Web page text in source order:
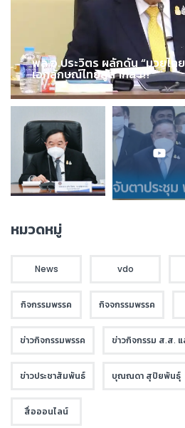
พล.อ.ประวิตร ผลักดัน “มวยไท
เอกลักษณ์ไทยสู่สากล !!!
หมวดหมู่
News vdo
กิจกรรมพรรค กิจจกรรมพรรค
ข่าวกิจกรรมพรรค ข่าวกิจกรรม ส.ส.
ข่าวประชาสัมพันธ์ บุณณดา สุปิยพันธุ์
สื่อออนไลน์